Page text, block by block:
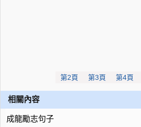
第2頁 第3頁 第4頁
相關內容
成龍勵志句子